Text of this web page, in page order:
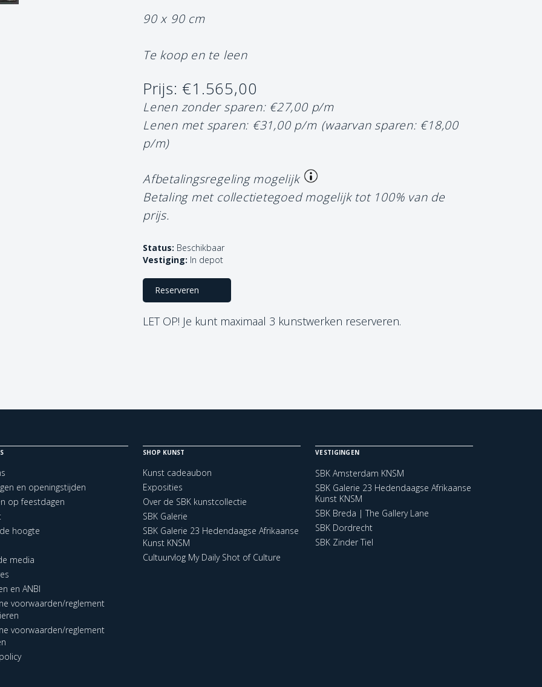
90 x 90 cm
Te koop en te leen
Prijs: €1.565,00
Lenen zonder sparen: €27,00 p/m
Lenen met sparen: €31,00 p/m (waarvan sparen: €18,00
p/m)
Afbetalingsregeling mogelijk
Betaling met collectietegoed mogelijk tot 100% van de
prijs.
Status: Beschikbaar
Vestiging: In depot
Reserveren
LET OP! Je kunt maximaal 3 kunstwerken reserveren.
en openingstijden
op feestdagen
hoogte
media
en ANBI
voorwaarden/reglement
voorwaarden/reglement
SHOP KUNST
Kunst cadeaubon
Exposities
Over de SBK kunstcollectie
SBK Galerie
SBK Galerie 23 Hedendaagse Afrikaanse
Kunst KNSM
Cultuurvlog My Daily Shot of Culture
VESTIGINGEN
SBK Amsterdam KNSM
SBK Galerie 23 Hedendaagse Afrikaanse
Kunst KNSM
SBK Breda | The Gallery Lane
SBK Dordrecht
SBK Zinder Tiel